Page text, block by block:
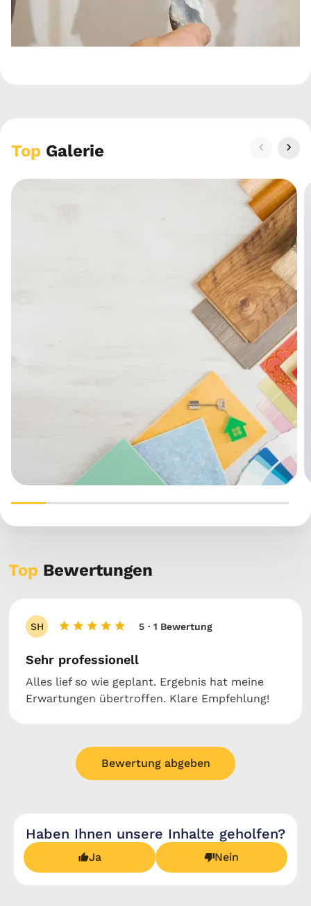
Top Galerie
Top Bewertungen
SH 5 · 1 Bewertung
Sehr professionell
Alles lief so wie geplant. Ergebnis hat meine
Erwartungen übertroffen. Klare Empfehlung!
Bewertung abgeben
Haben Ihnen unsere Inhalte geholfen?
Ja Nein